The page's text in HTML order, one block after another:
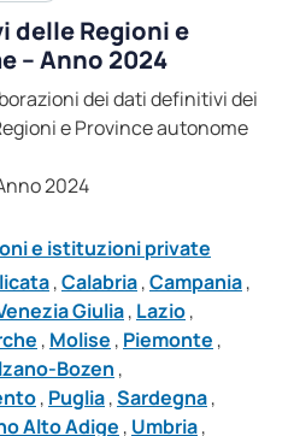
delle Regioni e
– Anno 2024
dei dati definitivi dei
e Province autonome
2024
e istituzioni private
,Calabria,Campania,
Giulia, Lazio,
, Molise , Piemonte ,
Bozen ,
, Puglia,Sardegna,
Alto Adige , Umbria,